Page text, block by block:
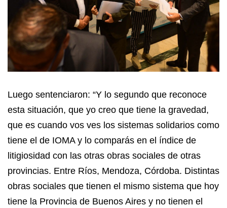
Luego sentenciaron: “Y lo segundo que reconoce
esta situación, que yo creo que tiene la gravedad,
que es cuando vos ves los sistemas solidarios como
tiene el de IOMA y lo comparás en el índice de
litigiosidad con las otras obras sociales de otras
provincias. Entre Ríos, Mendoza, Córdoba. Distintas
obras sociales que tienen el mismo sistema que hoy
tiene la Provincia de Buenos Aires y no tienen el